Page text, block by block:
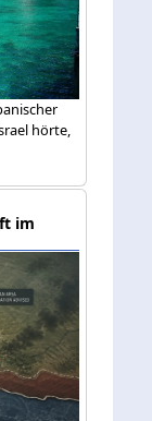
hörte,
im